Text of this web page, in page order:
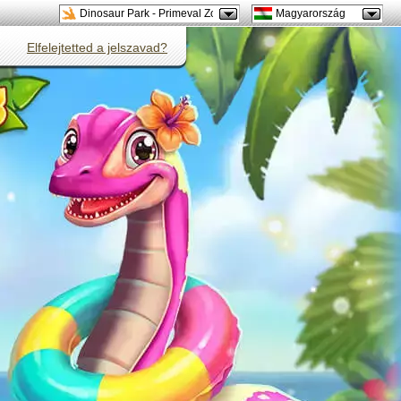
Dinosaur Park - Primeval Zoo Új! Magyarország
Elfelejtetted a jelszavad?